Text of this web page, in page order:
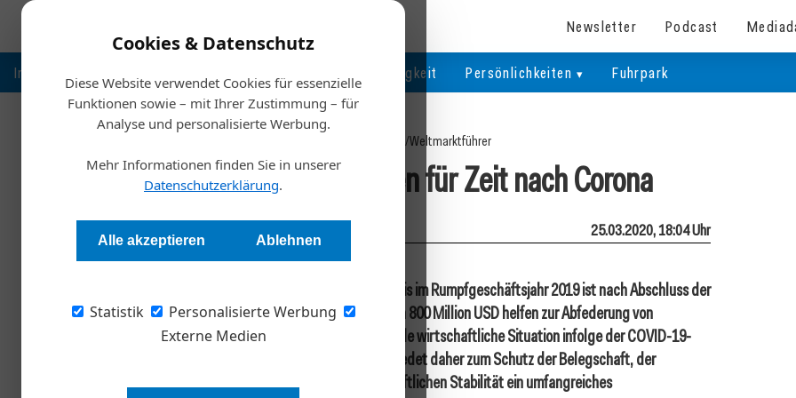
Cookies & Datenschutz
Diese Website verwendet Cookies für essenzielle
Funktionen sowie – mit Ihrer Zustimmung – für
Analyse und personalisierte Werbung.
Mehr Informationen finden Sie in unserer
Datenschutzerklärung.
Alle akzeptieren Ablehnen
Statistik
Personalisierte Werbung
Externe Medien
Newsletter Podcast
Inspiration Nachhaltigkeit Persönlichkeiten Fuhrpark
/Weltmarktführer
FACC stellt Weichen für Zeit nach Corona
Redaktion 25.03.2020, 18:04 Uhr
Das bereits vorab gemeldete Geschäftsergebnis im Rumpfgeschäftsjahr 2019 ist nach Abschluss der
Prüfung unverändert. Neuaufträge im Wert von 800 Million USD helfen zur Abfederung von
bevorstehenden Marktkorrekturen. Die generelle wirtschaftliche Situation infolge der COVID-19-
Krise ist noch nicht bewertbar. FACC verabschiedet daher zum Schutz der Belegschaft, der
Sicherung von Arbeitsplätzen und der wirtschaftlichen Stabilität ein umfangreiches